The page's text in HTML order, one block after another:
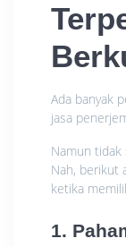
Ada banyak
jasa
Namun tidak
Nah, berikut
ketika
1.